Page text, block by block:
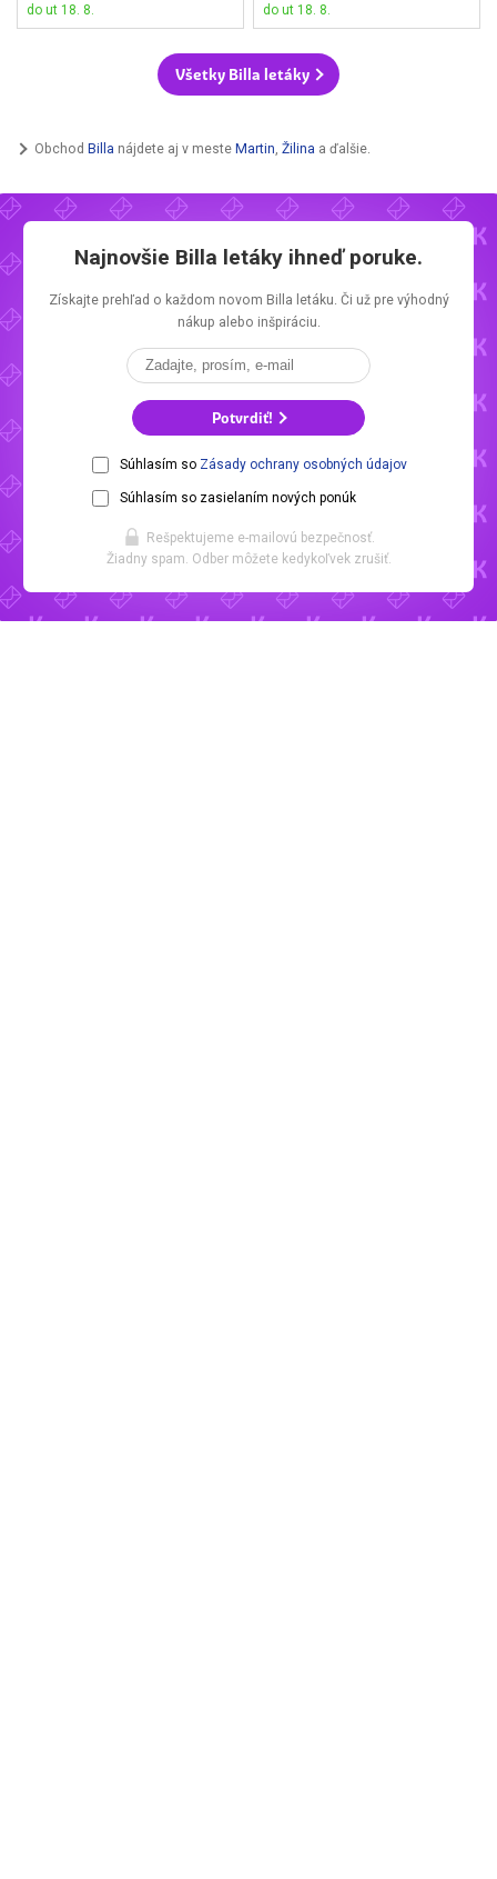
do ut 18. 8.
do ut 18. 8.
Všetky Billa letáky
Obchod Billa nájdete aj v meste Martin Žilina a ďalšie.
Najnovšie Billa letáky ihneď poruke.
Získajte prehľad o každom novom Billa letáku. Či už pre výhodný
nákup alebo inšpiráciu.
Potvrdiť!
Súhlasím so Zásady ochrany osobných údajov
Súhlasím so zasielaním nových ponúk
Rešpektujeme e-mailovú bezpečnosť.
Žiadny spam. Odber môžete kedykoľvek zrušiť.